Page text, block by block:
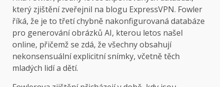
který zjištění zveřejnil na blogu ExpressVPN. Fowler
říká, že je to třetí chybně nakonfigurovaná databáze
pro generování obrázků AI, kterou letos našel
online, přičemž se zdá, že všechny obsahují
nekonsensuální explicitní snímky, včetně těch
mladých lidí a dětí.